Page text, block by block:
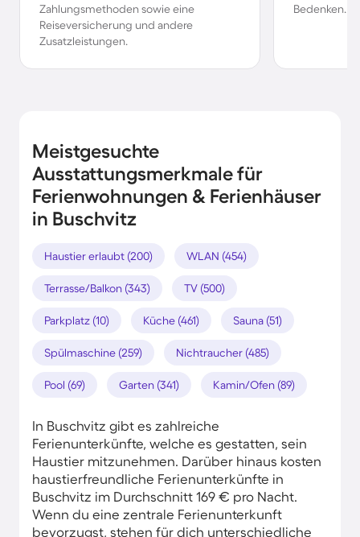
Zahlungsmethoden sowie eine
Reiseversicherung und andere
Zusatzleistungen.
Bedenken.
Meistgesuchte
Ausstattungsmerkmale für
Ferienwohnungen & Ferienhäuser
in Buschvitz
Haustier erlaubt (200) WLAN (454)
Terrasse/Balkon (343) TV (500)
Parkplatz (10) Küche (461) Sauna (51)
Spülmaschine (259) Nichtraucher (485)
Pool (69) Garten (341) Kamin/Ofen (89)
In Buschvitz gibt es zahlreiche
Ferienunterkünfte, welche es gestatten, sein
Haustier mitzunehmen. Darüber hinaus kosten
haustierfreundliche Ferienunterkünfte in
Buschvitz im Durchschnitt 169 € pro Nacht.
Wenn du eine zentrale Ferienunterkunft
bevorzugst, stehen für dich unterschiedliche